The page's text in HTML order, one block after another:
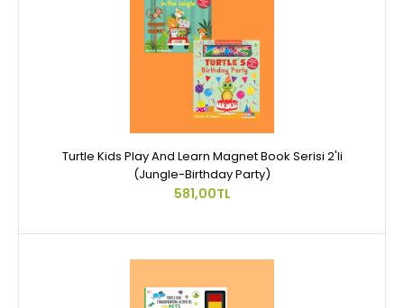
Turtle Kids Play And Learn Magnet Book Serisi 2'li
(Jungle-Birthday Party)
581,00TL